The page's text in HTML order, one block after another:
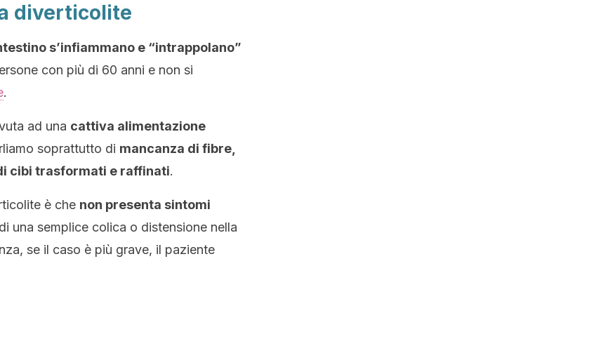
diverticolite
s’infiammano e “intrappolano”
con più di 60 anni e non si
.
ad una cattiva alimentazione
soprattutto di mancanza di fibre,
cibi trasformati e raffinati.
è che non presenta sintomi
una semplice colica o distensione nella
se il caso è più grave, il paziente